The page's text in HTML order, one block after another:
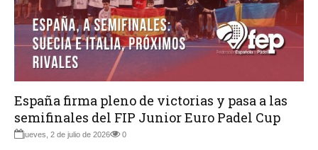
España firma pleno de victorias y pasa a las
semifinales del FIP Junior Euro Padel Cup
jueves, 2 de julio de 2026 0